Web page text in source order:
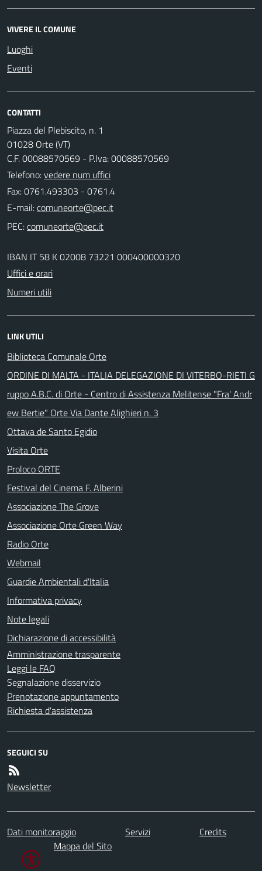
VIVERE IL COMUNE
Luoghi
Eventi
CONTATTI
Piazza del Plebiscito, n. 1
01028 Orte (VT)
C.F. 00088570569 - P.Iva: 00088570569
Telefono:vedere num uffici
Fax: 0761.493303 - 0761.4
E-mail:
PEC:
IBAN IT 58 K 02008 73221 000400000320
Uffici e orari
Numeri utili
LINK UTILI
Biblioteca Comunale Orte
ORDINE DI MALTA - ITALIA DELEGAZIONE DI VITERBO-RIETI G
ruppo A.B.C. di Orte - Centro di Assistenza Melitense "Fra' Andr
ew Bertie" Orte Via Dante Alighieri n. 3
Ottava de Santo Egidio
Visita Orte
Proloco ORTE
Festival del Cinema F. Alberini
Associazione The Grove
Associazione Orte Green Way
Radio Orte
Webmail
Guardie Ambientali d'Italia
Informativa privacy
Note legali
Dichiarazione di accessibilità
Amministrazione trasparente
Leggi le FAQ
Segnalazione disservizio
Prenotazione appuntamento
Richiesta d'assistenza
SEGUICI SU
Newsletter
Dati monitoraggio Servizi
Credits
Mappa del Sito